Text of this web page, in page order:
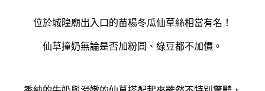
位於城隍廟出入口的苗楊冬瓜仙草絲相當有名！
仙草撞奶無論是否加粉圓、綠豆都不加價。